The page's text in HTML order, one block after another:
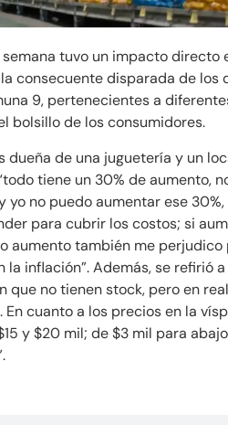
tuvo un impacto directo
consecuente disparada de los
9, pertenecientes a
bolsillo de los consumidores.
dueña de una juguetería y un
tiene un 30% de aumento,
yo no puedo aumentar ese 30%,
para cubrir los costos; si
aumento también me perjudico
la inflación”. Además, se refirió
que no tienen stock, pero en
En cuanto a los precios en la
y $20 mil; de $3 mil para